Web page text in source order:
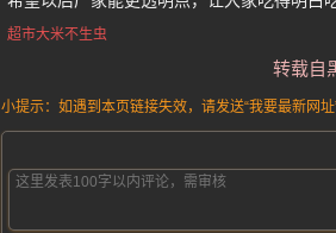
超市大米不生虫
转载自
小提示：如遇到本页链接失效，请发送“我要最新网